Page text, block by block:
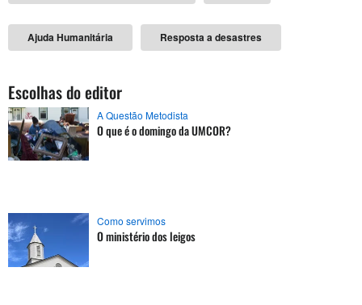
Ajuda Humanitária Resposta a desastres
Escolhas do editor
A Questão Metodista
O que é o domingo da UMCOR?
Como servimos
O ministério dos leigos